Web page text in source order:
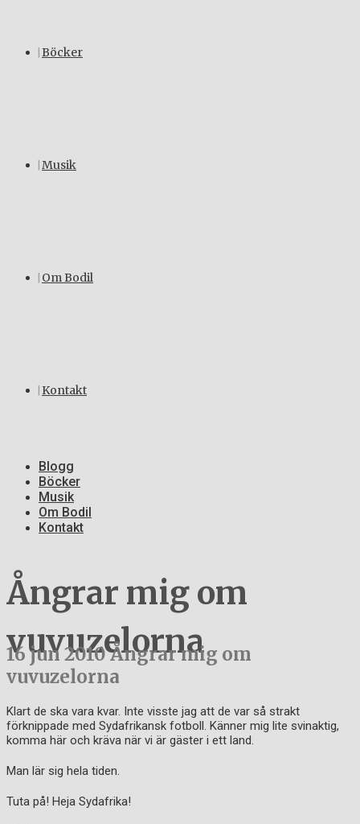
Böcker
Musik
Om Bodil
Kontakt
Blogg
Böcker
Musik
Om Bodil
Kontakt
Ångrar mig om
vuvuzelorna
16 jun 2010Ångrar mig om
vuvuzelorna
Klart de ska vara kvar. Inte visste jag att de var så strakt
förknippade med Sydafrikansk fotboll. Känner mig lite svinaktig,
komma här och kräva när vi är gäster i ett land.
Man lär sig hela tiden.
Tuta på! Heja Sydafrika!